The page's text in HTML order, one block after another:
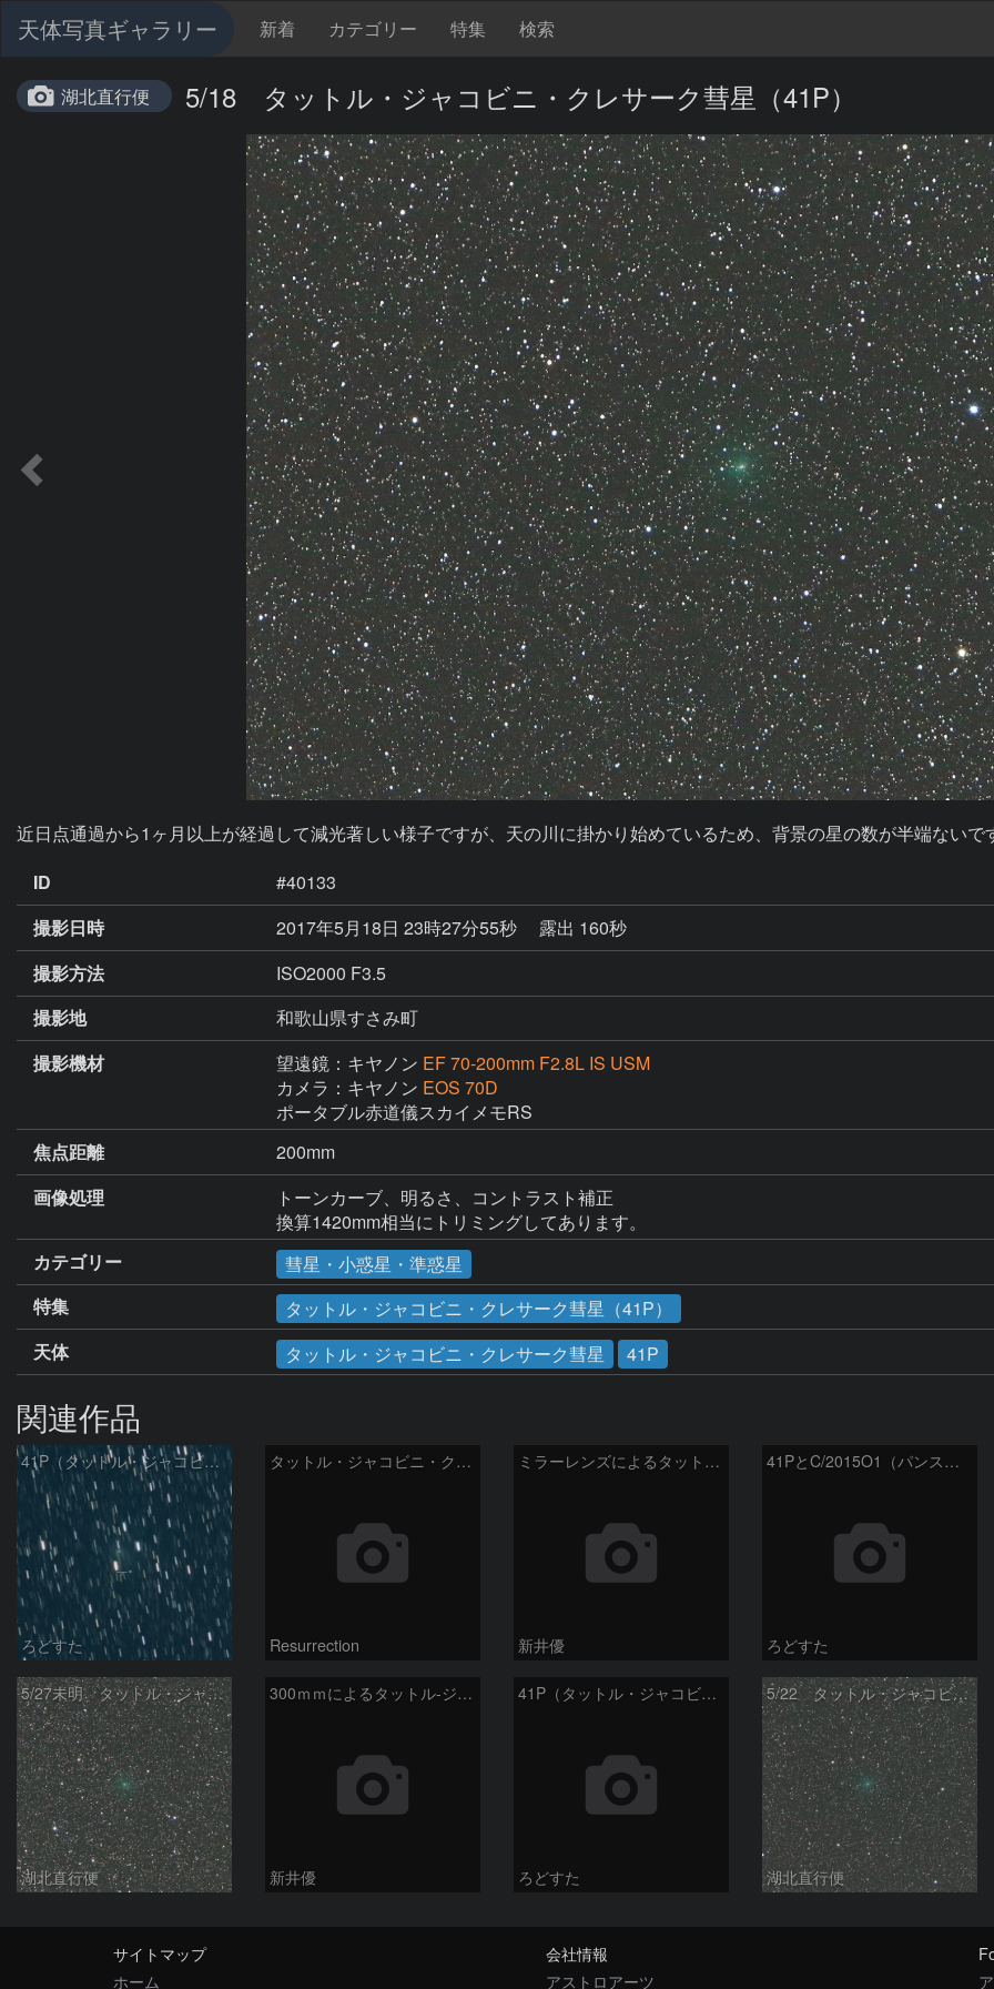
天体写真ギャラリー 新着 カテゴリー 特集 検索
湖北直行便 5/18 タットル・ジャコビニ・クレサーク彗星（41P）
近日点通過から1ヶ月以上が経過して減光著しい様子ですが、天の川に掛かり始めているため、背景の星の数が半端ないで
ID
#40133
撮影日時
2017年5月18日 23時27分55秒
露出 160秒
撮影方法
ISO2000 F3.5
撮影地
和歌山県すさみ町
撮影機材
望遠鏡：キヤノン EF 70-200mm F2.8L IS USM
カメラ：キヤノン EOS 70D
ポータブル赤道儀スカイメモRS
焦点距離
200mm
画像処理
トーンカーブ、明るさ、コントラスト補正
換算1420mm相当にトリミングしてあります。
カテゴリー
彗星・小惑星・準惑星
特集
タットル・ジャコビニ・クレサーク彗星（41P）
天体
タットル・ジャコビニ・クレサーク彗星 41P
関連作品
41P（タットル・ジャコビニ・クレサック彗星）
ろどすた
タットル・ジャコビニ・クレサーク彗星 (41P) 5/29
Resurrection
ミラーレンズによるタットル-ジャコビニ-クレサーク彗星
新井優
41PとC/2015O1（パンスターズ彗星）
ろどすた
5/27未明 タットル・ジャコビニ・クレサーク彗星（41P）
湖北直行便
300ｍｍによるタットル-ジャコビニ-クレサーク彗星
新井優
41P（タットル・ジャコビニ・クレサック彗星）
ろどすた
5/22 タットル・ジャコビニ・クレサーク彗星（41P）
湖北直行便
サイトマップ
ホーム
会社情報
アストロアーツ